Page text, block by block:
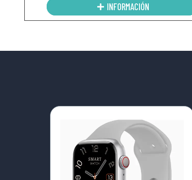
INFORMACIÓN